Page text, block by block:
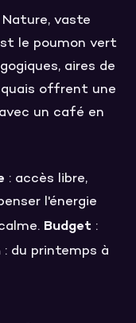
vaste
le poumon vert
aires de
offrent une
un café en
: accès libre,
l'énergie
Budget :
: du printemps à